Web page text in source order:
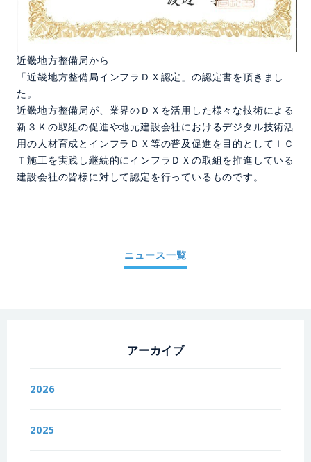
近畿地方整備局から
「近畿地方整備局インフラＤＸ認定」の認定書を頂きまし
た。
近畿地方整備局が、業界のＤＸを活用した様々な技術による
新３Ｋの取組の促進や地元建設会社におけるデジタル技術活
用の人材育成とインフラＤＸ等の普及促進を目的としてＩＣ
Ｔ施工を実践し継続的にインフラＤＸの取組を推進している
建設会社の皆様に対して認定を行っているものです。
ニュース一覧
アーカイブ
2026
2025